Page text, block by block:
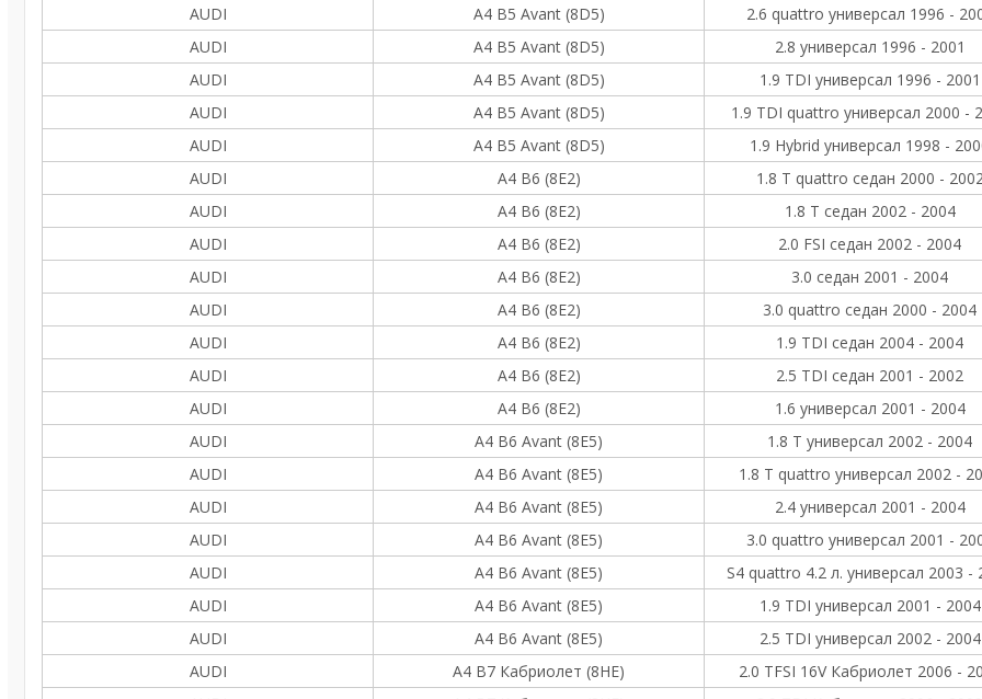
AUDI
A4 B5 Avant (8D5)
2.6 quattro универсал 1996 -
AUDI
A4 B5 Avant (8D5)
2.8 универсал 1996 - 2001
AUDI
A4 B5 Avant (8D5)
1.9 TDI универсал 1996 - 2001
AUDI
A4 B5 Avant (8D5)
1.9 TDI quattro универсал 2000 -
AUDI
A4 B5 Avant (8D5)
1.9 Hybrid универсал 1998 -
AUDI
A4 B6 (8E2)
1.8 T quattro седан 2000 -
AUDI
A4 B6 (8E2)
1.8 T седан 2002 - 2004
AUDI
A4 B6 (8E2)
2.0 FSI седан 2002 - 2004
AUDI
A4 B6 (8E2)
3.0 седан 2001 - 2004
AUDI
A4 B6 (8E2)
3.0 quattro седан 2000 - 2004
AUDI
A4 B6 (8E2)
1.9 TDI седан 2004 - 2004
AUDI
A4 B6 (8E2)
2.5 TDI седан 2001 - 2002
AUDI
A4 B6 (8E2)
1.6 универсал 2001 - 2004
AUDI
A4 B6 Avant (8E5)
1.8 T универсал 2002 - 2004
AUDI
A4 B6 Avant (8E5)
1.8 T quattro универсал 2002 -
AUDI
A4 B6 Avant (8E5)
2.4 универсал 2001 - 2004
AUDI
A4 B6 Avant (8E5)
3.0 quattro универсал 2001 -
AUDI
A4 B6 Avant (8E5)
S4 quattro 4.2 л. универсал 2003 -
AUDI
A4 B6 Avant (8E5)
1.9 TDI универсал 2001 - 2004
AUDI
A4 B6 Avant (8E5)
2.5 TDI универсал 2002 - 2004
AUDI
A4 B7 Кабриолет (8HE)
2.0 TFSI 16V Кабриолет 2006 -